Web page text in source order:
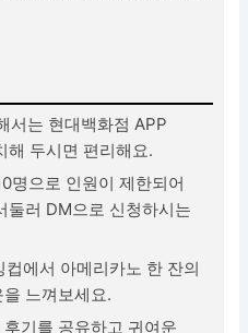
서는 현대백화점 APP
해 두시면 편리해요.
명으로 인원이 제한되어
둘러 DM으로 신청하시는
에서 아메리카노 한 잔의
느껴보세요.
기를 공유하고 귀여운